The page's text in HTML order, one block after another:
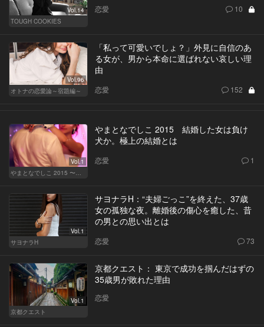
Vol.14
TOUGH COOKIES
恋愛 10
Vol.96
オトナの恋愛論～宿題編～
「私って可愛いでしょ？」外見に自信のあ
る女が、男から本命に選ばれない哀しい理
由
恋愛 152
Vol.1
やまとなでしこ 2015 〜極上の結婚〜
やまとなでしこ 2015 結婚した女は負け
犬か。極上の結婚とは
恋愛 1
Vol.1
サヨナラH
サヨナラH：“夫婦ごっこ”を終えた、37歳
女の孤独な夜。離婚後の傷心を癒した、昔
の男との思い出とは
恋愛 73
Vol.1
京都クエスト
京都クエスト： 東京で成功を掴んだはずの
35歳男が敗れた理由
恋愛